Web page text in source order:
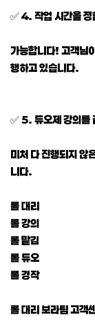
✅ 4. 작업 시간을 정
가능합니다! 고객님
행하고 있습니다.
✅ 5. 듀오제 강의를
미처 다 진행되지 않
니다.
롤 대리
롤 강의
롤 맡김
롤 듀오
롤 경작
롤 대리 보라팀 고객